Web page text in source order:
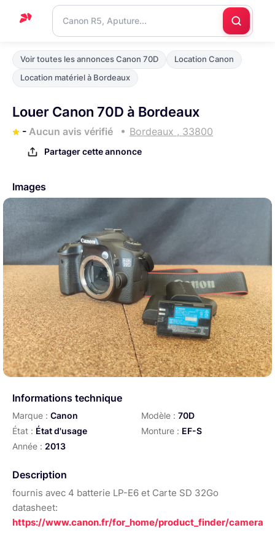
Accueil
Support
contacter
Voir toutes les annonces Canon 70D
Location Canon
Location matériel à Bordeaux
Louer Canon 70D à Bordeaux
- Aucun avis vérifié Bordeaux , 33800
Partager cette annonce
Images
Informations technique
Marque : Canon Modèle : 70D
État : État d'usage Monture : EF-S
Année : 2013
Description
fournis avec 4 batterie LP-E6 et Carte SD 32Go
datasheet:
https://www.canon.fr/for_home/product_finder/